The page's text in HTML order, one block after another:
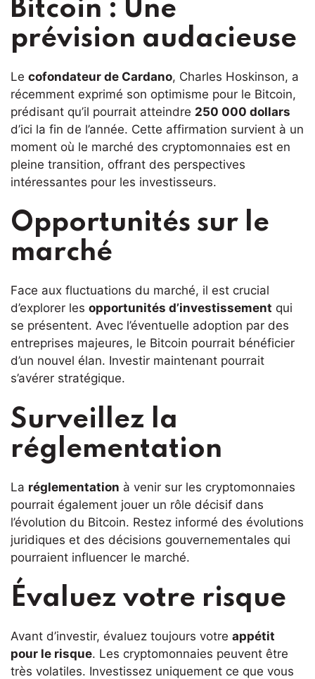
Bitcoin : Une
prévision audacieuse
Le cofondateur de Cardano, Charles Hoskinson, a
récemment exprimé son optimisme pour le Bitcoin,
prédisant qu’il pourrait atteindre 250 000 dollars
d’ici la fin de l’année. Cette affirmation survient à un
moment où le marché des cryptomonnaies est en
pleine transition, offrant des perspectives
intéressantes pour les investisseurs.
Opportunités sur le
marché
Face aux fluctuations du marché, il est crucial
d’explorer les opportunités d’investissement qui
se présentent. Avec l’éventuelle adoption par des
entreprises majeures, le Bitcoin pourrait bénéficier
d’un nouvel élan. Investir maintenant pourrait
s’avérer stratégique.
Surveillez la
réglementation
La réglementation à venir sur les cryptomonnaies
pourrait également jouer un rôle décisif dans
l’évolution du Bitcoin. Restez informé des évolutions
juridiques et des décisions gouvernementales qui
pourraient influencer le marché.
Évaluez votre risque
Avant d’investir, évaluez toujours votre appétit
pour le risque. Les cryptomonnaies peuvent être
très volatiles. Investissez uniquement ce que vous